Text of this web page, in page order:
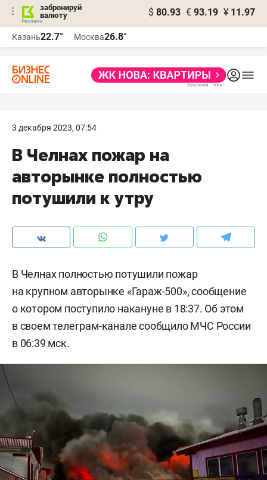
забронируй
валюту
$ 80.93 € 93.19 ¥ 11.97
Казань22.7° Москва26.8°
3 декабря 2023, 07:54
В Челнах пожар на
авторынке полностью
потушили к утру
В Челнах полностью потушили пожар
на крупном авторынке «Гараж-500», сообщение
о котором поступило накануне в 18:37. Об этом
в своем телеграм-канале сообщило МЧС России
в 06:39 мск.